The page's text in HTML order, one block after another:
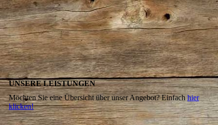
UNSERE LEISTUNGEN
Möchten Sie eine Übersicht über unser Angebot? Einfachhier
klicken!